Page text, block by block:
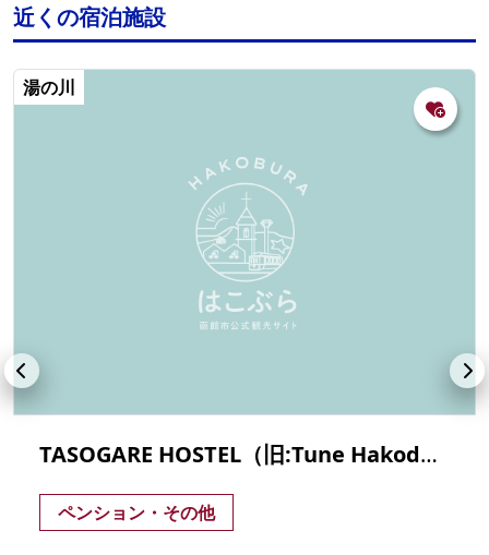
近くの宿泊施設
湯の川
TASOGARE HOSTEL（旧:Tune Hakodate Hostel & MusicBal）
ペンション・その他